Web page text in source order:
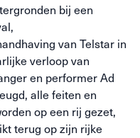
bij een
van Telstar in
verloop van
en performer Ad
alle feiten en
op een rij gezet,
terug op zijn rijke